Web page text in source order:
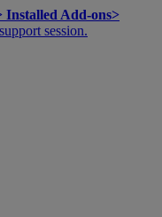
Installed Add-ons>
session.